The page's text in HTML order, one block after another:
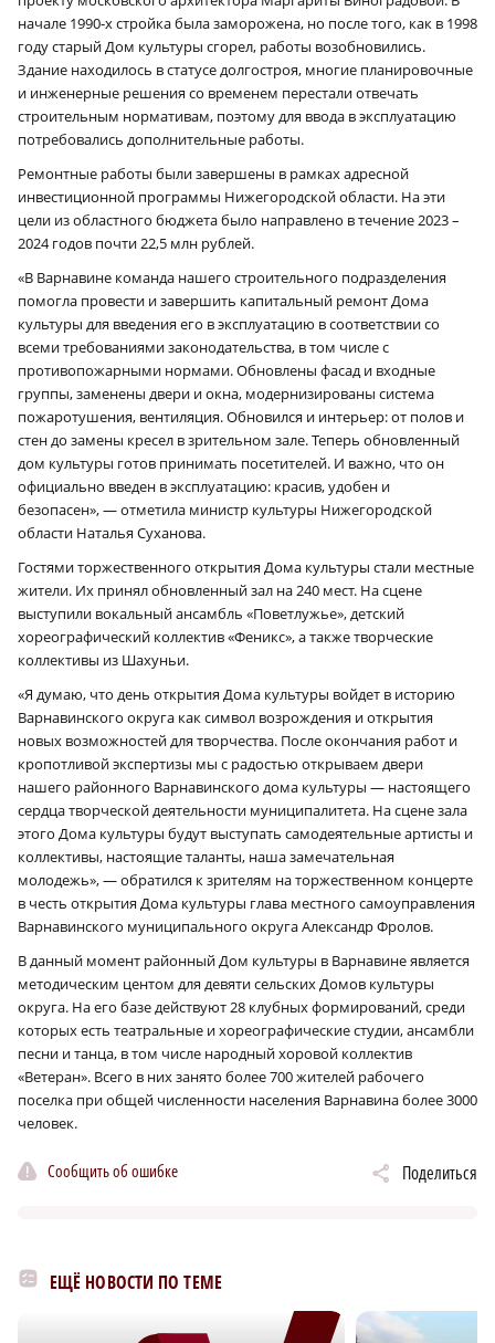
начале 1990‑х стройка была заморожена, но после того, как в 1998
году старый Дом культуры сгорел, работы возобновились.
Здание находилось в статусе долгостроя, многие планировочные
и инженерные решения со временем перестали отвечать
строительным нормативам, поэтому для ввода в эксплуатацию
потребовались дополнительные работы.
Ремонтные работы были завершены в рамках адресной
инвестиционной программы Нижегородской области. На эти
цели из областного бюджета было направлено в течение 2023 –
2024 годов почти 22,5 млн рублей.
«В Варнавине команда нашего строительного подразделения
помогла провести и завершить капитальный ремонт Дома
культуры для введения его в эксплуатацию в соответствии со
всеми требованиями законодательства, в том числе с
противопожарными нормами. Обновлены фасад и входные
группы, заменены двери и окна, модернизированы система
пожаротушения, вентиляция. Обновился и интерьер: от полов и
стен до замены кресел в зрительном зале. Теперь обновленный
дом культуры готов принимать посетителей. И важно, что он
официально введен в эксплуатацию: красив, удобен и
безопасен», — отметила министр культуры Нижегородской
области Наталья Суханова.
Гостями торжественного открытия Дома культуры стали местные
жители. Их принял обновленный зал на 240 мест. На сцене
выступили вокальный ансамбль «Поветлужье», детский
хореографический коллектив «Феникс», а также творческие
коллективы из Шахуньи.
«Я думаю, что день открытия Дома культуры войдет в историю
Варнавинского округа как символ возрождения и открытия
новых возможностей для творчества. После окончания работ и
кропотливой экспертизы мы с радостью открываем двери
нашего районного Варнавинского дома культуры — настоящего
сердца творческой деятельности муниципалитета. На сцене зала
этого Дома культуры будут выступать самодеятельные артисты и
коллективы, настоящие таланты, наша замечательная
молодежь», — обратился к зрителям на торжественном концерте
в честь открытия Дома культуры глава местного самоуправления
Варнавинского муниципального округа Александр Фролов.
В данный момент районный Дом культуры в Варнавине является
методическим центом для девяти сельских Домов культуры
округа. На его базе действуют 28 клубных формирований, среди
которых есть театральные и хореографические студии, ансамбли
песни и танца, в том числе народный хоровой коллектив
«Ветеран». Всего в них занято более 700 жителей рабочего
поселка при общей численности населения Варнавина более 3000
человек.
Сообщить об ошибке Поделиться
ЕЩЁ НОВОСТИ ПО ТЕМЕ